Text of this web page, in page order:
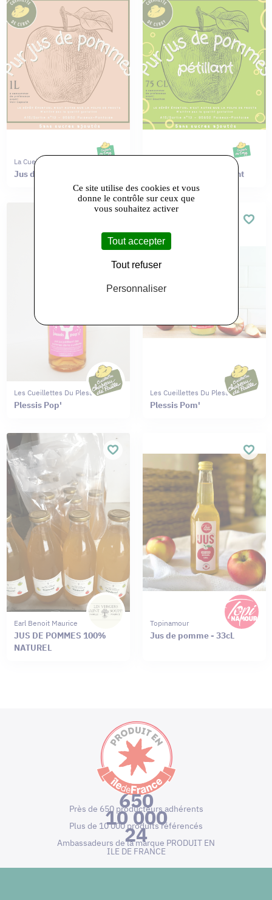
La Cueillette De Cergy
Jus de pommes Jus de pomme pétillant
Les Cueillettes Du Plessis
Plessis Pop'
Les Cueillettes Du Plessis
Plessis Pom'
Earl Benoit Maurice
JUS DE POMMES 100%
NATUREL
Topinamour
Jus de pomme - 33cL
650
Près de 650 producteurs adhérents
10 000
Plus de 10 000 produits référencés
24
Ambassadeurs de la marque PRODUIT EN
ILE DE FRANCE
Ce site utilise des cookies et vous
donne le contrôle sur ceux que
vous souhaitez activer
Tout accepter
Tout refuser
Personnaliser